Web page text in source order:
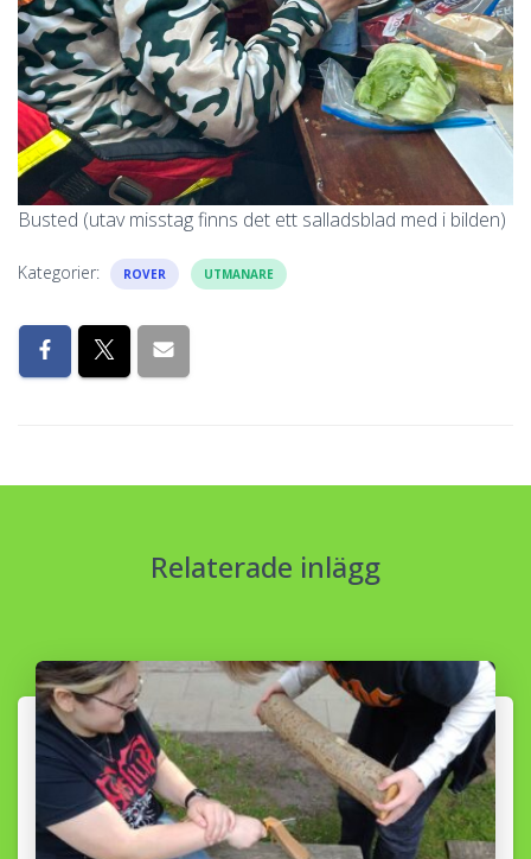
Busted (utav misstag finns det ett salladsblad med i bilden)
Kategorier: ROVER UTMANARE
Relaterade inlägg